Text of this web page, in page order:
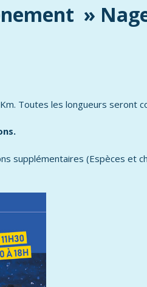
»
Toutes les longueurs seront
supplémentaires (Espèces et